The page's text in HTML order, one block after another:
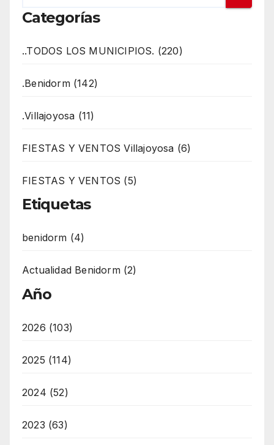
Categorías
..TODOS LOS MUNICIPIOS. (220)
.Benidorm (142)
.Villajoyosa (11)
FIESTAS Y VENTOS Villajoyosa (6)
FIESTAS Y VENTOS (5)
Etiquetas
benidorm (4)
Actualidad Benidorm (2)
Año
2026 (103)
2025 (114)
2024 (52)
2023 (63)